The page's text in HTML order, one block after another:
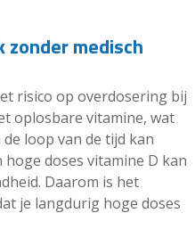
medisch
risico op overdosering bij
oplosbare vitamine, wat
loop van de tijd kan
doses vitamine D kan
Daarom is het
je langdurig hoge doses